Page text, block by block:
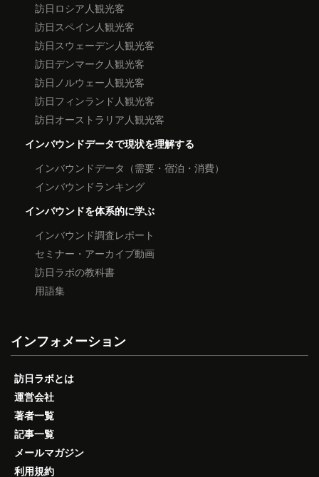
訪日ロシア人観光客
訪日スペイン人観光客
訪日スウェーデン人観光客
訪日デンマーク人観光客
訪日ノルウェー人観光客
訪日フィンランド人観光客
訪日オーストラリア人観光客
インバウンドデータで現状を理解する
インバウンドデータ（需要・宿泊・消費）
インバウンドランキング
インバウンドを体系的に学ぶ
インバウンド調査レポート
セミナー・アーカイブ動画
訪日ラボの教科書
用語集
インフォメーション
訪日ラボとは
運営会社
著者一覧
記事一覧
メールマガジン
利用規約